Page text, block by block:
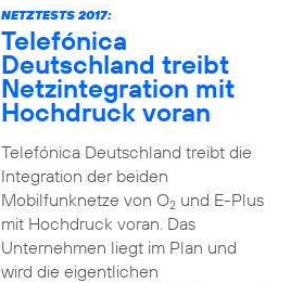
NETZTESTS 2017:
Telefónica
Deutschland treibt
Netzintegration mit
Hochdruck voran
Telefónica Deutschland treibt die
Integration der beiden
Mobilfunknetze von O2und E-Plus
mit Hochdruck voran. Das
Unternehmen liegt im Plan und
wird die eigentlichen